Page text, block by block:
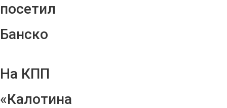
посетил
Банско
На КПП
«Калотина